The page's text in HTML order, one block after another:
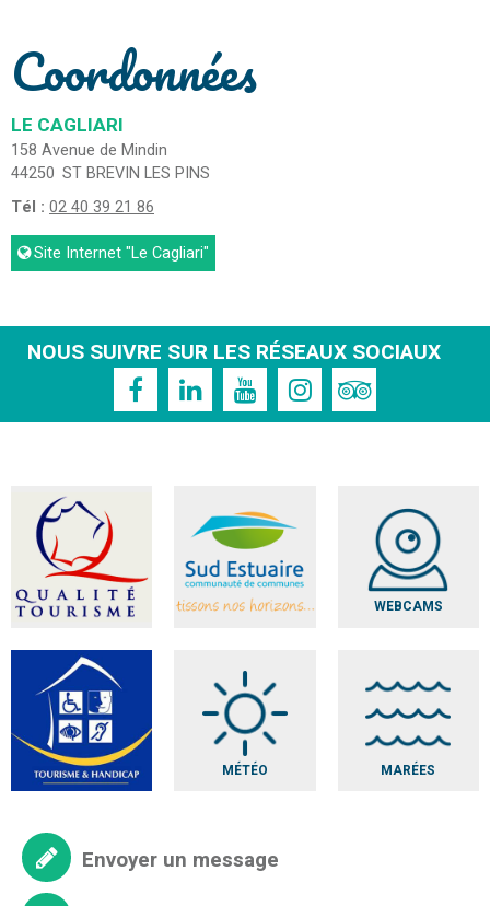
Coordonnées
LE CAGLIARI
158 Avenue de Mindin
44250 ST BREVIN LES PINS
Tél : 02 40 39 21 86
Site Internet"Le Cagliari"
NOUS SUIVRE SUR LES RÉSEAUX SOCIAUX
WEBCAMS
MÉTÉO MARÉES
Envoyer un message